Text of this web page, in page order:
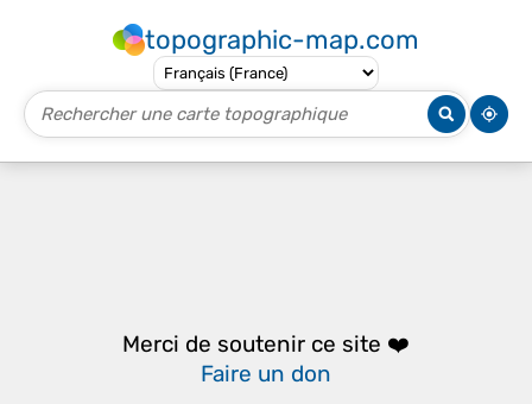
topographic-map.com
Merci de soutenir ce site ❤️
Faire un don